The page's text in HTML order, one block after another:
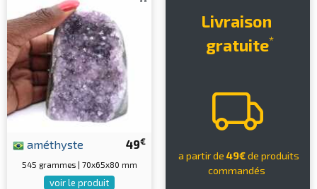
49€
améthyste
545 grammes | 70x65x80 mm
voir le produit
Livraison
gratuite*
a partir de 49€de produits
commandés